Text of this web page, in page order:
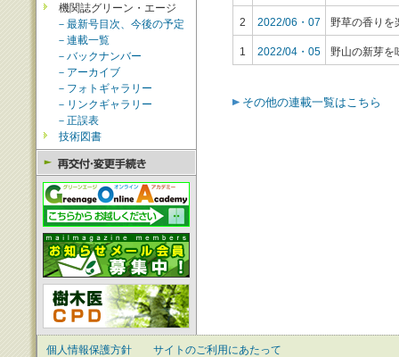
機関誌グリーン・エージ
－最新号目次、今後の予定
－連載一覧
－バックナンバー
－アーカイブ
－フォトギャラリー
－リンクギャラリー
－正誤表
技術図書
2 2022/06・07 野草の香り
1 2022/04・05 野山の新芽を
その他の連載一覧はこちら
個人情報保護方針
サイトのご利用にあたって